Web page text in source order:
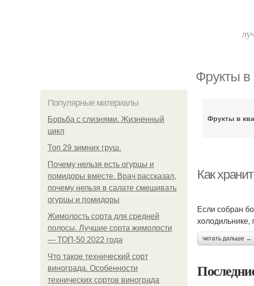
Фрукты в
Популярные материалы
Борьба с слизнями. Жизненный
цикл
Топ 29 зимних груш.
Почему нельзя есть огурцы и
помидоры вместе. Врач рассказал,
почему нельзя в салате смешивать
огурцы и помидоры
Жимолость сорта для средней
полосы. Лучшие сорта жимолости
— ТОП-50 2022 года
Что такое технический сорт
винограда. Особенности
технических сортов винограда
Фрукты в
Как
Если собран
холодильнике,
читать дальше →